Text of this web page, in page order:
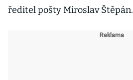
ředitel pošty Miroslav Štěpán.